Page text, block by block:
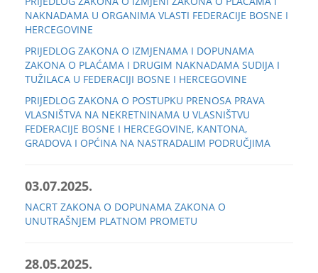
NAKNADAMA U ORGANIMA VLASTI FEDERACIJE BOSNE I
HERCEGOVINE
PRIJEDLOG ZAKONA O IZMJENAMA I DOPUNAMA
ZAKONA O PLAĆAMA I DRUGIM NAKNADAMA SUDIJA I
TUŽILACA U FEDERACIJI BOSNE I HERCEGOVINE
PRIJEDLOG ZAKONA O POSTUPKU PRENOSA PRAVA
VLASNIŠTVA NA NEKRETNINAMA U VLASNIŠTVU
FEDERACIJE BOSNE I HERCEGOVINE, KANTONA,
GRADOVA I OPĆINA NA NASTRADALIM PODRUČJIMA
03.07.2025.
NACRT ZAKONA O DOPUNAMA ZAKONA O
UNUTRAŠNJEM PLATNOM PROMETU
28.05.2025.